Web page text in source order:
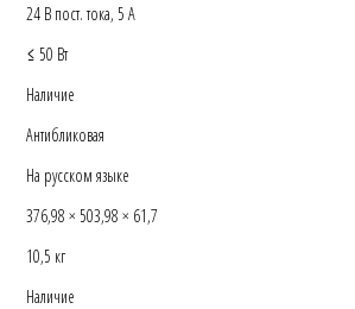
24 В пост. тока, 5 А
≤ 50 Вт
Наличие
Антибликовая
На русском языке
376,98 × 503,98 × 61,7
10,5 кг
Наличие